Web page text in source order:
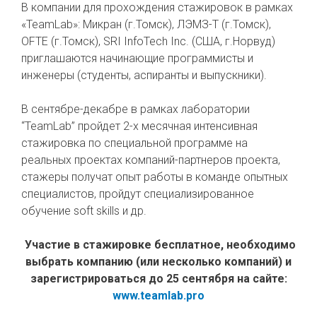
В компании для прохождения стажировок в рамках
«TeamLab»: Микран (г.Томск), ЛЭМЗ-Т (г.Томск),
OFTE (г.Томск), SRI InfoTech Inc. (CША, г.Норвуд)
приглашаются начинающие программисты и
инженеры (студенты, аспиранты и выпускники).
В сентябре-декабре в рамках лаборатории
“TeamLab” пройдет 2-х месячная интенсивная
стажировка по специальной программе на
реальных проектах компаний-партнеров проекта,
стажеры получат опыт работы в команде опытных
специалистов, пройдут специализированное
обучение soft skills и др.
Участие в стажировке бесплатное, необходимо
выбрать компанию (или несколько компаний) и
зарегистрироваться до 25 сентября на сайте:
www.teamlab.pro